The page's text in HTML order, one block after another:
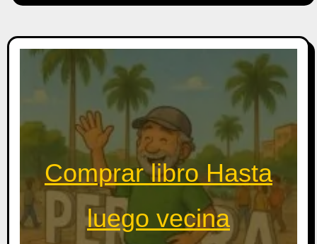
Comprar libro Hasta
luego vecina